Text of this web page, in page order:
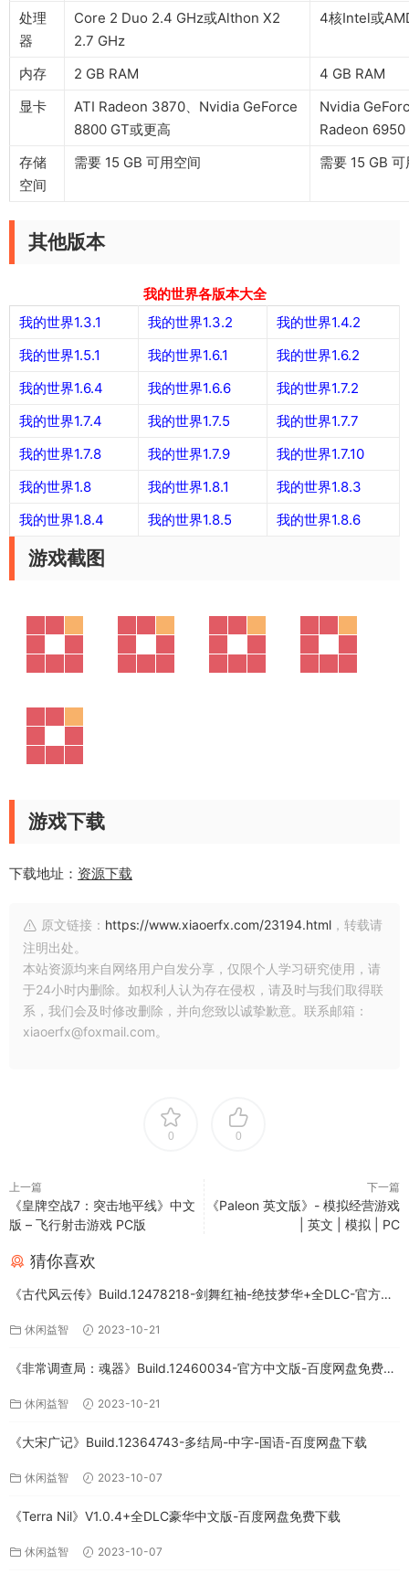
处理
器
Core 2 Duo 2.4 GHz或Althon X2
2.7 GHz
4核Intel或
内存 2 GB RAM
4 GB RAM
显卡
ATI Radeon 3870、Nvidia GeForce
8800 GT或更高
Nvidia
Radeon 6950
存储
空间
需要 15 GB 可用空间 需要 15 GB
其他版本
我的世界各版本大全
我的世界1.3.1
我的世界1.3.2
我的世界1.4.2
我的世界1.5.1
我的世界1.6.1
我的世界1.6.2
我的世界1.6.4
我的世界1.6.6
我的世界1.7.2
我的世界1.7.4
我的世界1.7.5
我的世界1.7.7
我的世界1.7.8
我的世界1.7.9
我的世界1.7.10
我的世界1.8
我的世界1.8.1
我的世界1.8.3
我的世界1.8.4
我的世界1.8.5 我的世界1.8.6
游戏截图
游戏下载
下载地址： 资源下载
原文链接： https://www.xiaoerfx.com/23194.html ，转载请
注明出处。
本站资源均来自网络用户自发分享，仅限个人学习研究使用，请
于24小时内删除。如权利人认为存在侵权，请及时与我们取得联
系，我们会及时修改删除，并向您致以诚挚歉意。联系邮箱：
xiaoerfx@foxmail.com。
0 0
上一篇
《皇牌空战7：突击地平线》中文
版 – 飞行射击游戏 PC版
下一篇
《Paleon 英文版》- 模拟经营游戏
| 英文 | 模拟 | PC
猜你喜欢
《古代风云传》Build.12478218-剑舞红袖-绝技梦华+全DLC-官方中
休闲益智 2023-10-21
《非常调查局：魂器》Build.12460034-官方中文版-百度网盘免费下
休闲益智 2023-10-21
《大宋广记》Build.12364743-多结局-中字-国语-百度网盘下载
休闲益智 2023-10-07
《Terra Nil》V1.0.4+全DLC豪华中文版-百度网盘免费下载
休闲益智 2023-10-07